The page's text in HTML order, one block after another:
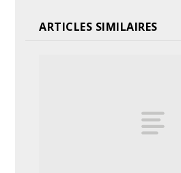
ARTICLES SIMILAIRES